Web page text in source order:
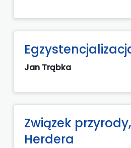
Jan Trąbka
Związek
Herdera